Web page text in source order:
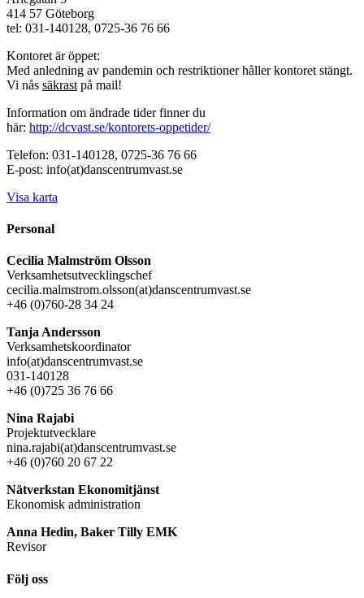
414 57 Göteborg
tel: 031-140128, 0725-36 76 66
Kontoret är öppet:
Med anledning av pandemin och restriktioner håller kontoret stängt.
Vi nås säkrast på mail!
Information om ändrade tider finner du
här: http://dcvast.se/kontorets-oppetider/
Telefon: 031-140128, 0725-36 76 66
E-post: info(at)danscentrumvast.se
Visa karta
Personal
Cecilia Malmström Olsson
Verksamhetsutvecklingschef
cecilia.malmstrom.olsson(at)danscentrumvast.se
+46 (0)760-28 34 24
Tanja Andersson
Verksamhetskoordinator
info(at)danscentrumvast.se
031-140128
+46 (0)725 36 76 66
Nina Rajabi
Projektutvecklare
nina.rajabi(at)danscentrumvast.se
+46 (0)760 20 67 22
Nätverkstan Ekonomitjänst
Ekonomisk administration
Anna Hedin, Baker Tilly EMK
Revisor
Följ oss